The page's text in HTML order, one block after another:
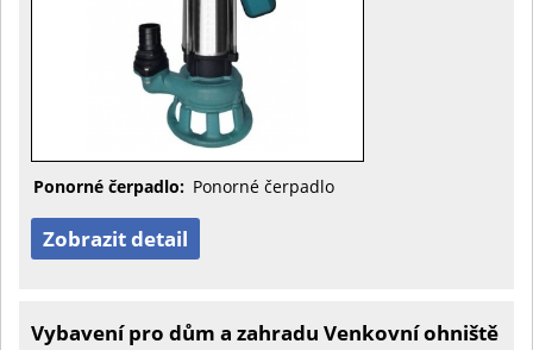
Ponorné čerpadlo: Ponorné čerpadlo
Zobrazit detail
Vybavení pro dům a zahradu Venkovní ohniště